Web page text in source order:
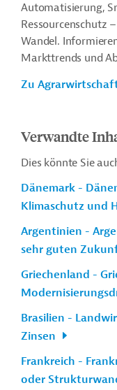
Automatisierung,
Ressourcenschutz
Wandel.
Markttrends und
Zu
Verwandte
Dies könnte Sie
Dänemark -
Klimaschutz und
Argentinien -
sehr guten
Griechenland -
Brasilien -
Zinsen
Frankreich -
oder